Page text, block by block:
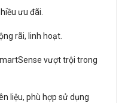
ưu đãi.
rãi, linh hoạt.
vượt trội trong
liệu, phù hợp sử dụng